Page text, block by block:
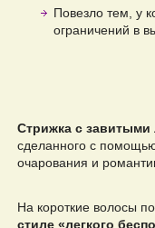
Повезло тем, у
ограничений в
Стрижка с завитыми
сделанного с
очарования и
На короткие волосы
стиле «легкого